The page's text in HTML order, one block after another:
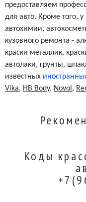
предоставляем
для авто. Кроме того,
автохимии,
кузовного ремонта -
краски металлик,
автолаки, грунты,
известных
Vika, HB Body, Novol ,
Коды